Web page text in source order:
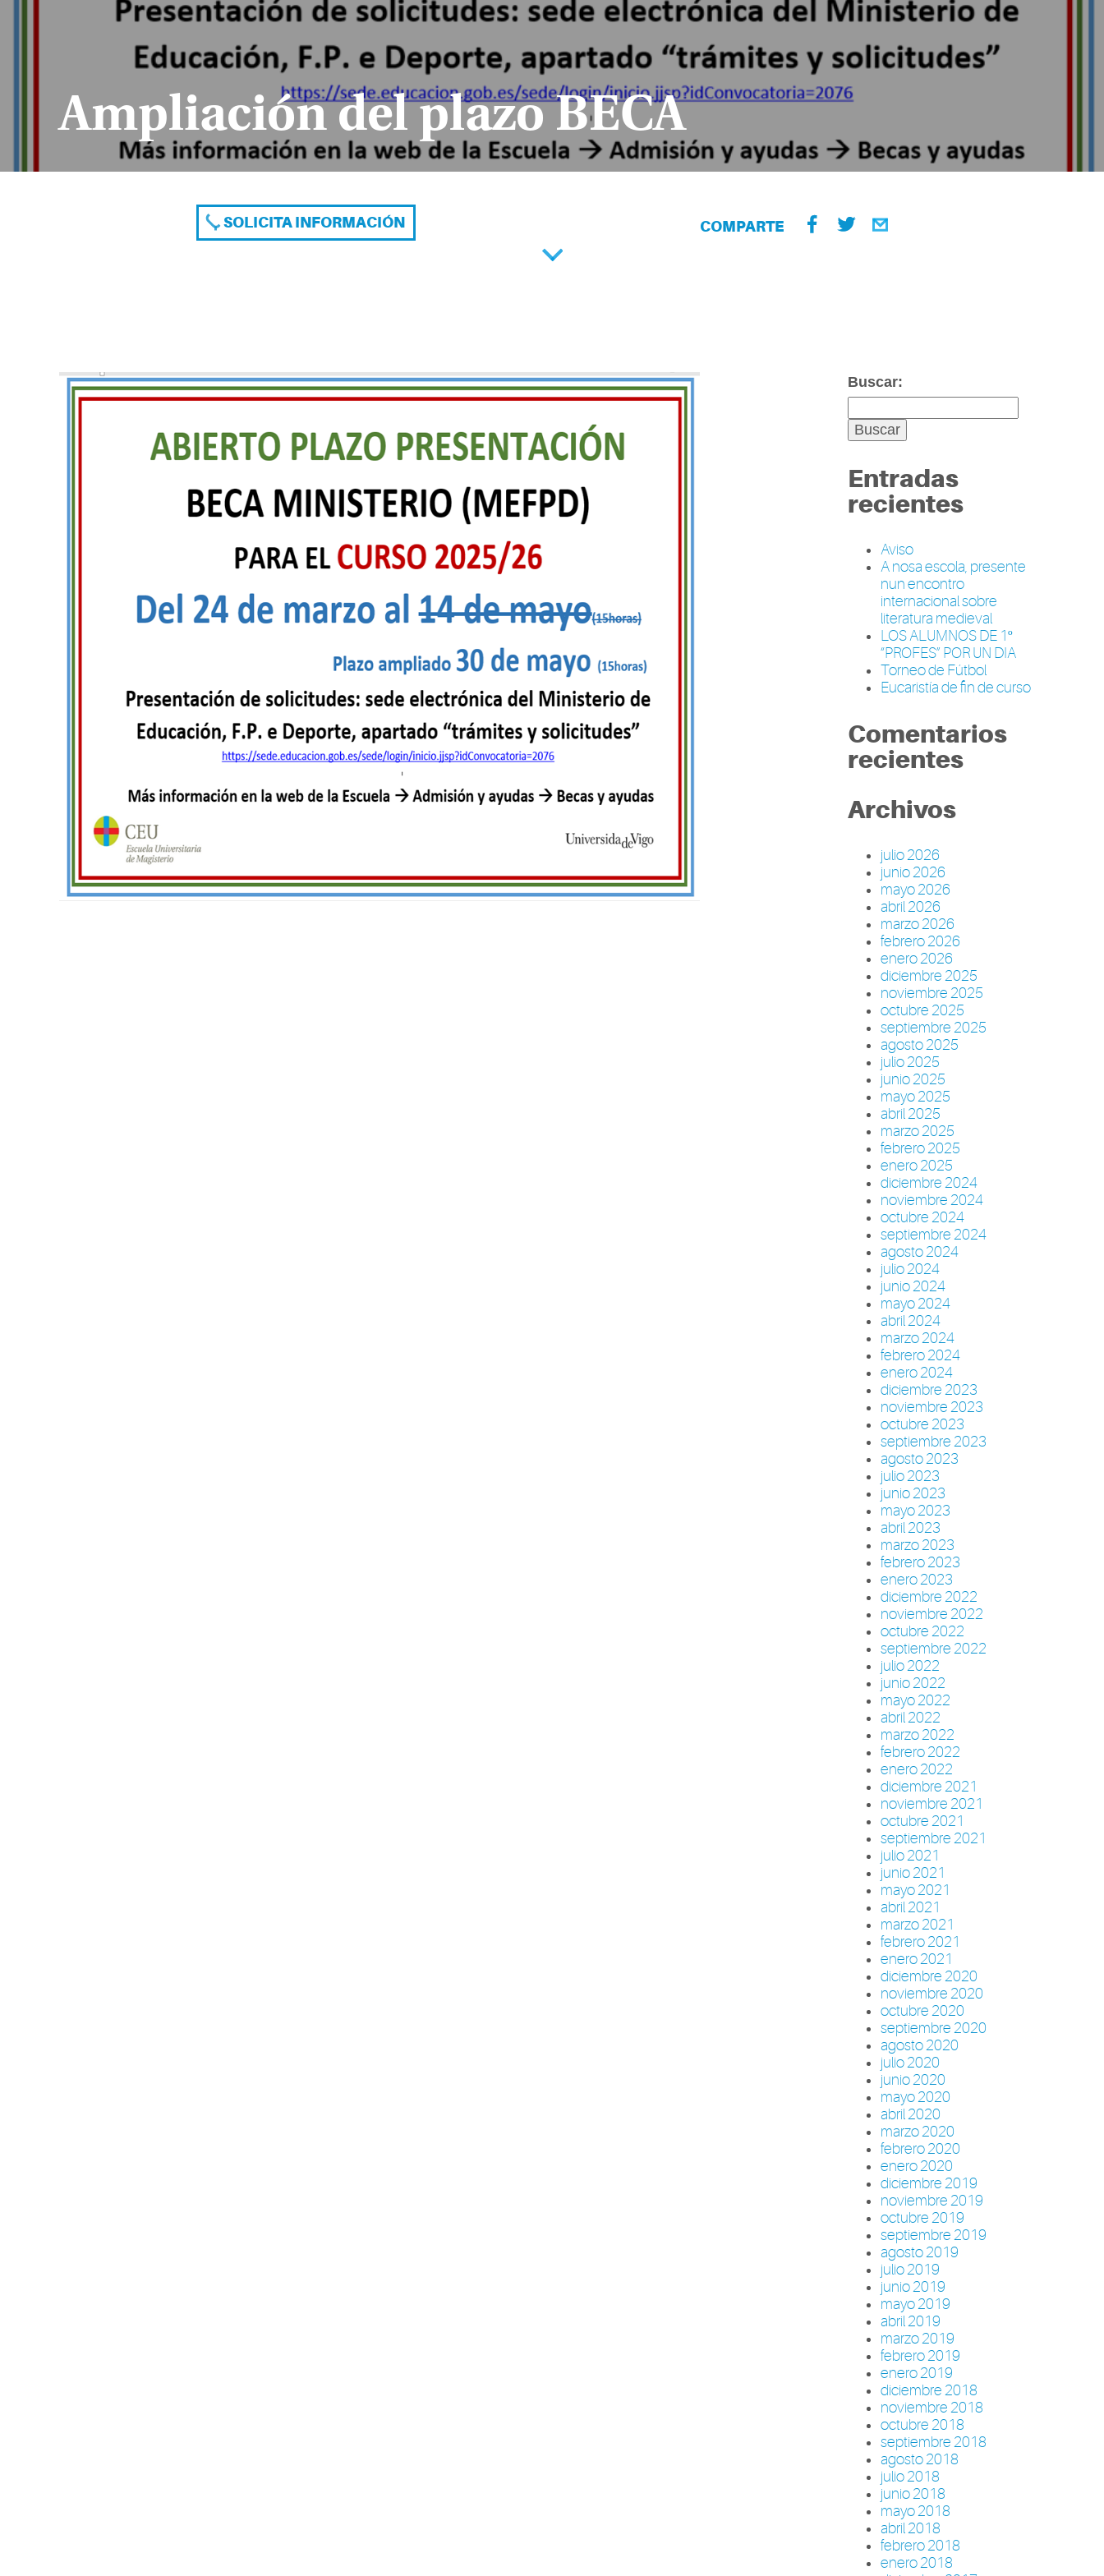
Ampliación del plazo BECA
SOLICITA INFORMACIÓN COMPARTE
Buscar:
Entradas
recientes
Aviso
A nosa escola, presente
nun encontro
internacional sobre
literatura medieval
LOS ALUMNOS DE 1º
“PROFES” POR UN DIA
Torneo de Fútbol
Eucaristía de fin de curso
Comentarios
recientes
Archivos
julio 2026
junio 2026
mayo 2026
abril 2026
marzo 2026
febrero 2026
enero 2026
diciembre 2025
noviembre 2025
octubre 2025
septiembre 2025
agosto 2025
julio 2025
junio 2025
mayo 2025
abril 2025
marzo 2025
febrero 2025
enero 2025
diciembre 2024
noviembre 2024
octubre 2024
septiembre 2024
agosto 2024
julio 2024
junio 2024
mayo 2024
abril 2024
marzo 2024
febrero 2024
enero 2024
diciembre 2023
noviembre 2023
octubre 2023
septiembre 2023
agosto 2023
julio 2023
junio 2023
mayo 2023
abril 2023
marzo 2023
febrero 2023
enero 2023
diciembre 2022
noviembre 2022
octubre 2022
septiembre 2022
julio 2022
junio 2022
mayo 2022
abril 2022
marzo 2022
febrero 2022
enero 2022
diciembre 2021
noviembre 2021
octubre 2021
septiembre 2021
julio 2021
junio 2021
mayo 2021
abril 2021
marzo 2021
febrero 2021
enero 2021
diciembre 2020
noviembre 2020
octubre 2020
septiembre 2020
agosto 2020
julio 2020
junio 2020
mayo 2020
abril 2020
marzo 2020
febrero 2020
enero 2020
diciembre 2019
noviembre 2019
octubre 2019
septiembre 2019
agosto 2019
julio 2019
junio 2019
mayo 2019
abril 2019
marzo 2019
febrero 2019
enero 2019
diciembre 2018
noviembre 2018
octubre 2018
septiembre 2018
agosto 2018
julio 2018
junio 2018
mayo 2018
abril 2018
febrero 2018
enero 2018